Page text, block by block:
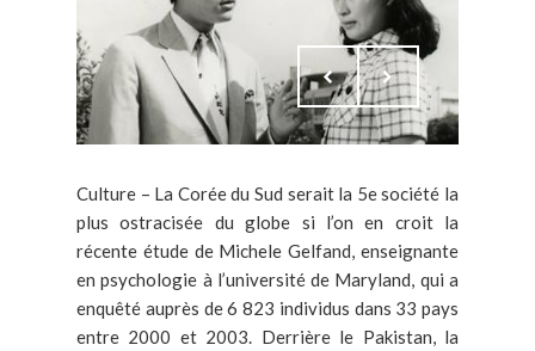
Culture – La Corée du Sud serait la 5e société la
plus ostracisée du globe si l’on en croit la
récente étude de Michele Gelfand, enseignante
en psychologie à l’université de Maryland, qui a
enquêté auprès de 6 823 individus dans 33 pays
entre 2000 et 2003. Derrière le Pakistan, la